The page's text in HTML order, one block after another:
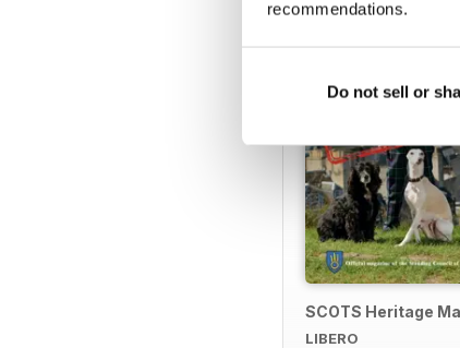
recommendations.
Do not sell or
SCOTS Heritage
LIBERO